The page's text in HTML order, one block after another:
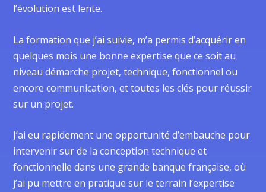
l’évolution est lente.
La formation que j’ai suivie, m’a permis d’acquérir en
quelques mois une bonne expertise que ce soit au
niveau démarche projet, technique, fonctionnel ou
encore communication, et toutes les clés pour réussir
sur un projet.
J’ai eu rapidement une opportunité d’embauche pour
intervenir sur de la conception technique et
fonctionnelle dans une grande banque française, où
j’ai pu mettre en pratique sur le terrain l’expertise